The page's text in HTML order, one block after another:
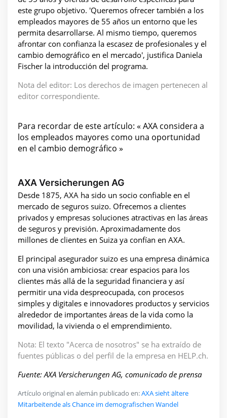
este grupo objetivo. 'Queremos ofrecer también a los
empleados mayores de 55 años un entorno que les
permita desarrollarse. Al mismo tiempo, queremos
afrontar con confianza la escasez de profesionales y el
cambio demográfico en el mercado', justifica Daniela
Fischer la introducción del programa.
Nota del editor: Los derechos de imagen pertenecen al
editor correspondiente.
Para recordar de este artículo: « AXA considera a
los empleados mayores como una oportunidad
en el cambio demográfico »
AXA Versicherungen AG
Desde 1875, AXA ha sido un socio confiable en el
mercado de seguros suizo. Ofrecemos a clientes
privados y empresas soluciones atractivas en las áreas
de seguros y previsión. Aproximadamente dos
millones de clientes en Suiza ya confían en AXA.
El principal asegurador suizo es una empresa dinámica
con una visión ambiciosa: crear espacios para los
clientes más allá de la seguridad financiera y así
permitir una vida despreocupada, con procesos
simples y digitales e innovadores productos y servicios
alrededor de importantes áreas de la vida como la
movilidad, la vivienda o el emprendimiento.
Nota: El texto "Acerca de nosotros" se ha extraído de
fuentes públicas o del perfil de la empresa en HELP.ch.
Fuente: AXA Versicherungen AG, comunicado de prensa
Artículo original en alemán publicado en:AXA sieht ältere
Mitarbeitende als Chance im demografischen Wandel